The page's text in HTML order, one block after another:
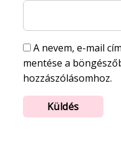
A nevem, e-mail
mentése a
hozzászólásomhoz.